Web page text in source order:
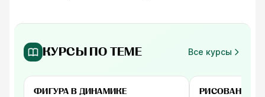
КУРСЫ ПО ТЕМЕ Все курсы
Бесплатно
ФИГУРА В ДИНАМИКЕ от 3 500 ₽
РИСОВАНИЕ